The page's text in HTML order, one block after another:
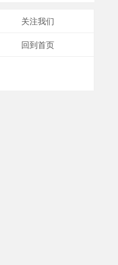
关注我们
回到首页